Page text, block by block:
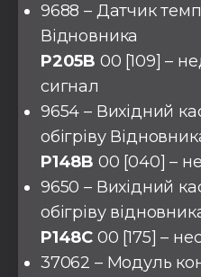
9688 – Датчик
Відновника
P205B 00 [109] –
сигнал
9654 – Вихідний
обігріву
P148B 00 [040] –
9650 – Вихідний
обігріву
P148C 00 [175] –
37062 – Модуль